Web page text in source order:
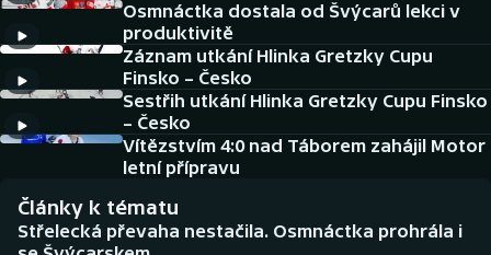
DALŠÍ SPORTY
Americký fotbal
Baseball a softbal
Biatlon
NEPŘEHLÉDNĚTE
Historické návraty
Aplikace ČT sport
Osmnáctka dostala od Švýcarů lekci v
produktivitě
Záznam utkání Hlinka Gretzky Cupu
Finsko – Česko
Sestřih utkání Hlinka Gretzky Cupu Finsko
– Česko
Vítězstvím 4:0 nad Táborem zahájil Motor
letní přípravu
Články k tématu
Střelecká převaha nestačila. Osmnáctka prohrála i